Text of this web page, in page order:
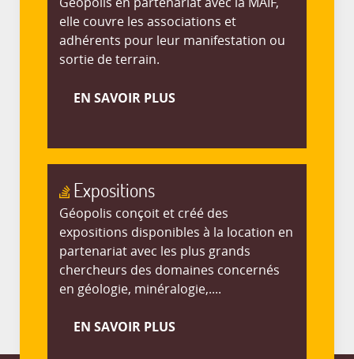
elle couvre les associations et
adhérents pour leur manifestation ou
sortie de terrain.
EN SAVOIR PLUS
Expositions
Géopolis conçoit et créé des
expositions disponibles à la location en
partenariat avec les plus grands
chercheurs des domaines concernés
en géologie, minéralogie,....
EN SAVOIR PLUS